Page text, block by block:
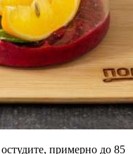
примерно до 85